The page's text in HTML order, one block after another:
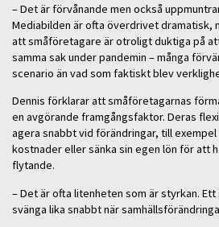
– Det är förvånande men också
Mediabilden är ofta överdrivet dramatisk,
att småföretagare är otroligt duktiga på
samma sak under pandemin – många
scenario än vad som faktiskt blev
Dennis förklarar att småföretagarnas
en avgörande framgångsfaktor. Deras
agera snabbt vid förändringar, till
kostnader eller sänka sin egen lön för att
flytande.
– Det är ofta litenheten som är styrkan.
svänga lika snabbt när